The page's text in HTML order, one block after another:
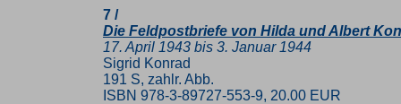
7 /
Die Feldpostbriefe von Hilda und Albert
17. April 1943 bis 3. Januar 1944
Sigrid Konrad
191 S, zahlr. Abb.
ISBN 978-3-89727-553-9, 20.00 EUR